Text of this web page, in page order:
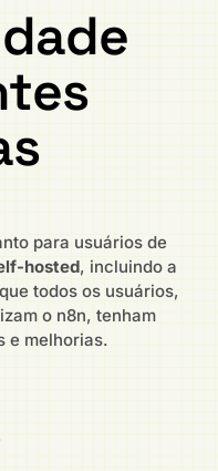
para usuários de
hosted, incluindo a
todos os usuários,
o n8n, tenham
e melhorias.